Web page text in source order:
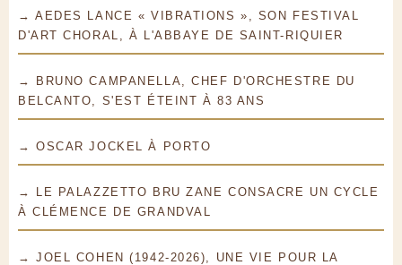
→ AEDES LANCE « VIBRATIONS », SON FESTIVAL
D'ART CHORAL, À L'ABBAYE DE SAINT-RIQUIER
→ BRUNO CAMPANELLA, CHEF D'ORCHESTRE DU
BELCANTO, S'EST ÉTEINT À 83 ANS
→ OSCAR JOCKEL À PORTO
→ LE PALAZZETTO BRU ZANE CONSACRE UN CYCLE
À CLÉMENCE DE GRANDVAL
→ JOEL COHEN (1942-2026), UNE VIE POUR LA